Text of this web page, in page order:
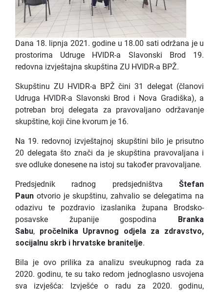
Dana 18. lipnja 2021. godine u 18.00 sati održana je u
prostorima Udruge HVIDR-a Slavonski Brod 19.
redovna izvještajna skupština ZU HVIDR-a BPŽ.
Skupštinu ZU HVIDR-a BPŽ čini 31 delegat (članovi
Udruga HVIDR-a Slavonski Brod i Nova Gradiška), a
potreban broj delegata za pravovaljano održavanje
skupštine, koji čine kvorum je 16.
Na 19. redovnoj izvještajnoj skupštini bilo je prisutno
20 delegata što znači da je skupština pravovaljana i
sve odluke donesene na istoj su također pravovaljane.
Predsjednik radnog predsjedništva Štefan
Paun otvorio je skupštinu, zahvalio se delegatima na
odazivu te pozdravio izaslanika župana Brodsko-
posavske županije gospodina Branka
Sabu, pročelnika Upravnog odjela za zdravstvo,
socijalnu skrb i hrvatske branitelje.
Bila je ovo prilika za analizu sveukupnog rada za
2020. godinu, te su tako redom jednoglasno usvojena
sva izvješća: Izvješće o radu za 2020. godinu,